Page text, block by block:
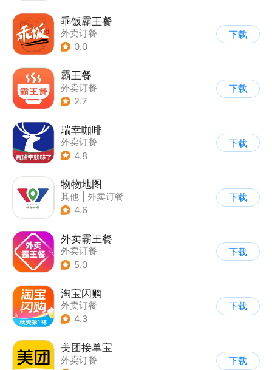
乖饭霸王餐
外卖订餐
0.0
下载
霸王餐
外卖订餐
2.7
下载
瑞幸咖啡
外卖订餐
4.8
下载
物物地图
其他
外卖订餐
4.6
下载
外卖霸王餐
外卖订餐
5.0
下载
淘宝闪购
外卖订餐
4.3
下载
美团接单宝
外卖订餐
下载